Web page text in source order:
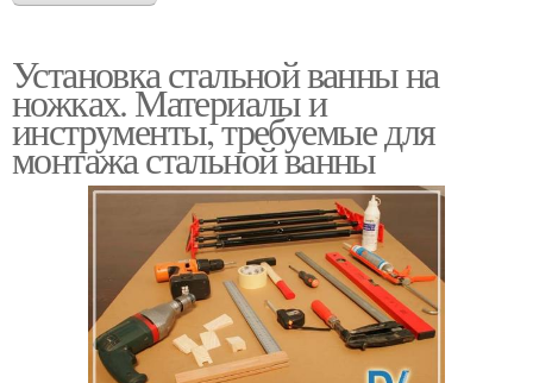
Установка стальной ванны на
ножках. Материалы и
инструменты, требуемые для
монтажа стальной ванны